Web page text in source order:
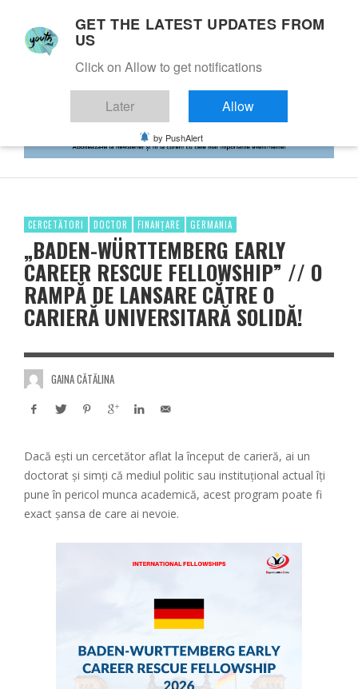
CERCETĂTORI DOCTOR FINANȚARE GERMANIA
„BADEN-WÜRTTEMBERG EARLY
CAREER RESCUE FELLOWSHIP” // O
RAMPĂ DE LANSARE CĂTRE O
CARIERĂ UNIVERSITARĂ SOLIDĂ!
GAINA CĂTĂLINA
Dacă ești un cercetător aflat la început de carieră, ai un
doctorat și simți că mediul politic sau instituțional actual îți
pune în pericol munca academică, acest program poate fi
exact șansa de care ai nevoie.
GET THE LATEST UPDATES FROM
US
Click on Allow to get notifications
Later Allow
by PushAlert